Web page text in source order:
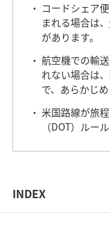
コードシェア
まれる場合は、
があります。
航空機での輸
れない場合は
で、あらかじ
米国路線が旅
（DOT）ルー
INDEX